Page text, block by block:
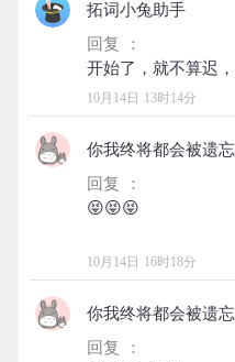
拓词小兔助手
回复 ：
10月14日 13时14分
你我终将都会被遗忘
回复 ：
😝😝😝
10月14日 16时18分
你我终将都会被遗忘
回复 ：